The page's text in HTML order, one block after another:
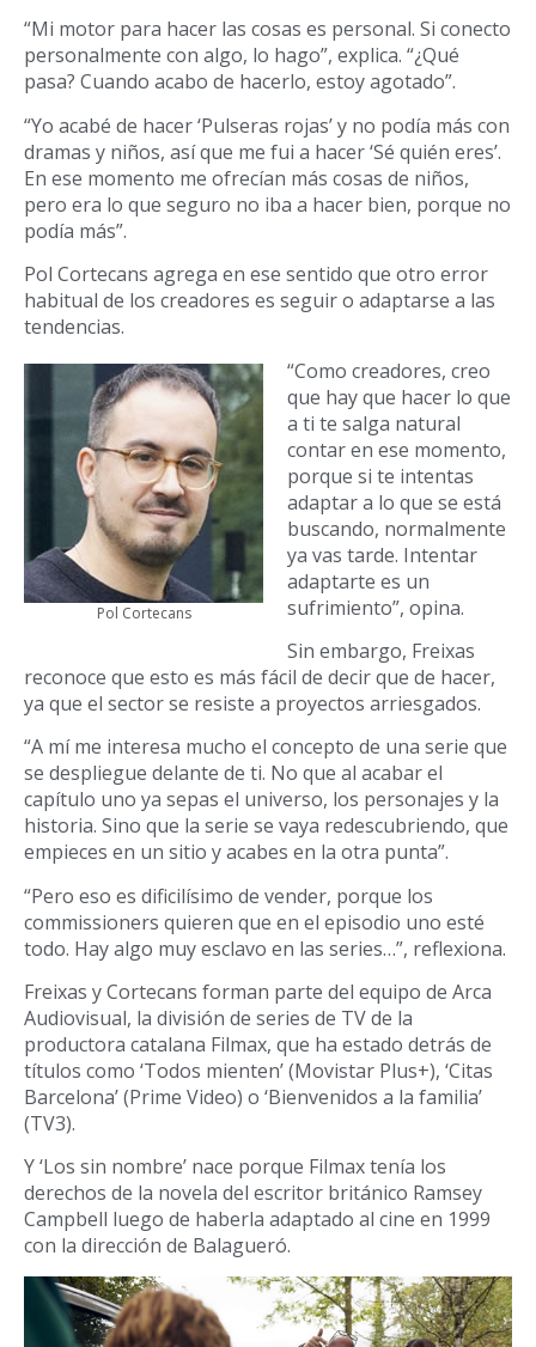
“Mi motor para hacer las cosas es personal. Si conecto
personalmente con algo, lo hago”, explica. “¿Qué
pasa? Cuando acabo de hacerlo, estoy agotado”.
“Yo acabé de hacer ‘Pulseras rojas’ y no podía más con
dramas y niños, así que me fui a hacer ‘Sé quién eres’.
En ese momento me ofrecían más cosas de niños,
pero era lo que seguro no iba a hacer bien, porque no
podía más”.
Pol Cortecans agrega en ese sentido que otro error
habitual de los creadores es seguir o adaptarse a las
tendencias.
Pol Cortecans
“Como creadores, creo
que hay que hacer lo que
a ti te salga natural
contar en ese momento,
porque si te intentas
adaptar a lo que se está
buscando, normalmente
ya vas tarde. Intentar
adaptarte es un
sufrimiento”, opina.
Sin embargo, Freixas
reconoce que esto es más fácil de decir que de hacer,
ya que el sector se resiste a proyectos arriesgados.
“A mí me interesa mucho el concepto de una serie que
se despliegue delante de ti. No que al acabar el
capítulo uno ya sepas el universo, los personajes y la
historia. Sino que la serie se vaya redescubriendo, que
empieces en un sitio y acabes en la otra punta”.
“Pero eso es dificilísimo de vender, porque los
commissioners quieren que en el episodio uno esté
todo. Hay algo muy esclavo en las series…”, reflexiona.
Freixas y Cortecans forman parte del equipo de Arca
Audiovisual, la división de series de TV de la
productora catalana Filmax, que ha estado detrás de
títulos como ‘Todos mienten’ (Movistar Plus+), ‘Citas
Barcelona’ (Prime Video) o ‘Bienvenidos a la familia’
(TV3).
Y ‘Los sin nombre’ nace porque Filmax tenía los
derechos de la novela del escritor británico Ramsey
Campbell luego de haberla adaptado al cine en 1999
con la dirección de Balagueró.